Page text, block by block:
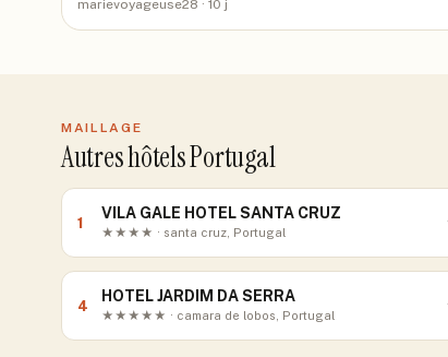
marievoyageuse28 · 10 j
MAILLAGE
Autres hôtels Portugal
1
VILA GALE HOTEL SANTA CRUZ
★★★★ · santa cruz, Portugal
4
HOTEL JARDIM DA SERRA
★★★★★ · camara de lobos, Portugal